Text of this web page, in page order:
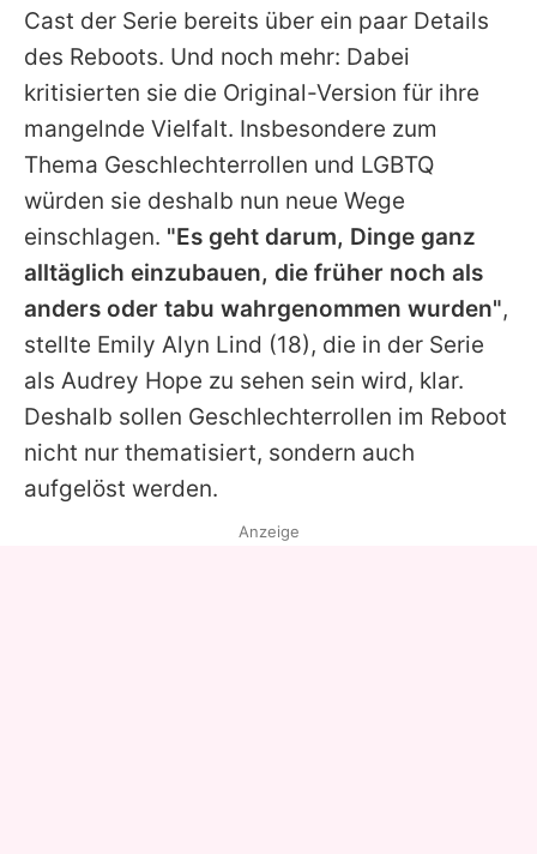
Cast der Serie bereits über ein paar Details
des Reboots. Und noch mehr: Dabei
kritisierten sie die Original-Version für ihre
mangelnde Vielfalt. Insbesondere zum
Thema Geschlechterrollen und LGBTQ
würden sie deshalb nun neue Wege
einschlagen. "Es geht darum, Dinge ganz
alltäglich einzubauen, die früher noch als
anders oder tabu wahrgenommen wurden",
stellte Emily Alyn Lind (18), die in der Serie
als Audrey Hope zu sehen sein wird, klar.
Deshalb sollen Geschlechterrollen im Reboot
nicht nur thematisiert, sondern auch
aufgelöst werden.
Anzeige